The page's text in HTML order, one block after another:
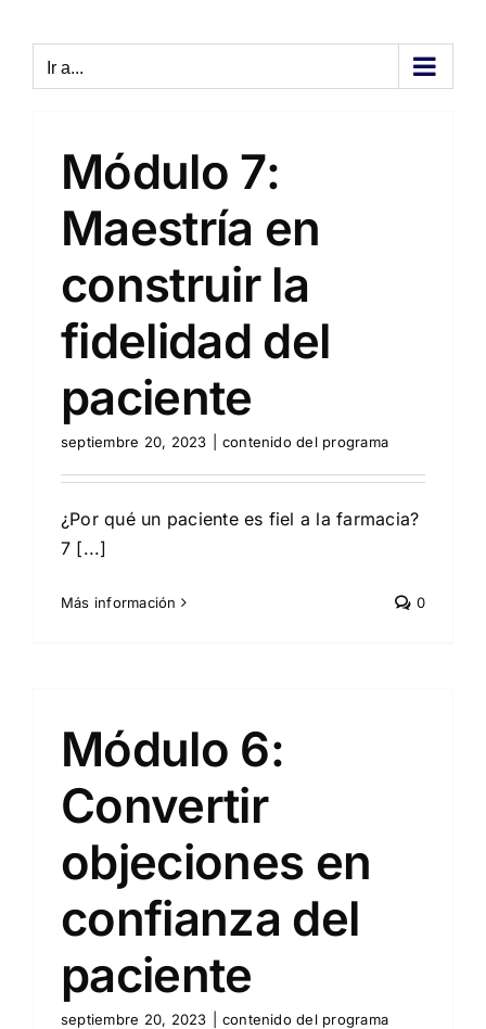
contenido
Ir a...
Módulo 7:
Maestría en
construir la
fidelidad del
paciente
septiembre 20, 2023 contenido del programa
¿Por qué un paciente es fiel a la farmacia?
7 [...]
Más información 0
Módulo 6:
Convertir
objeciones en
confianza del
paciente
septiembre 20, 2023 contenido del programa